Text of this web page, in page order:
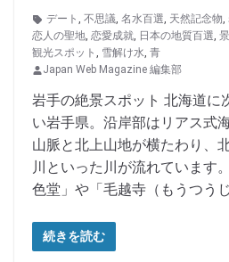
デート , 不思議, 名水百選, 天然記念物,
恋人の聖地, 恋愛成就, 日本の地質百選,
観光スポット , 雪解け水, 青
Japan Web Magazine 編集部
岩手の絶景スポット 北海道に
い岩手県。沿岸部はリアス式
山脈と北上山地が横たわり、
川といった川が流れています
色堂」や「毛越寺（もうつう
続きを読む